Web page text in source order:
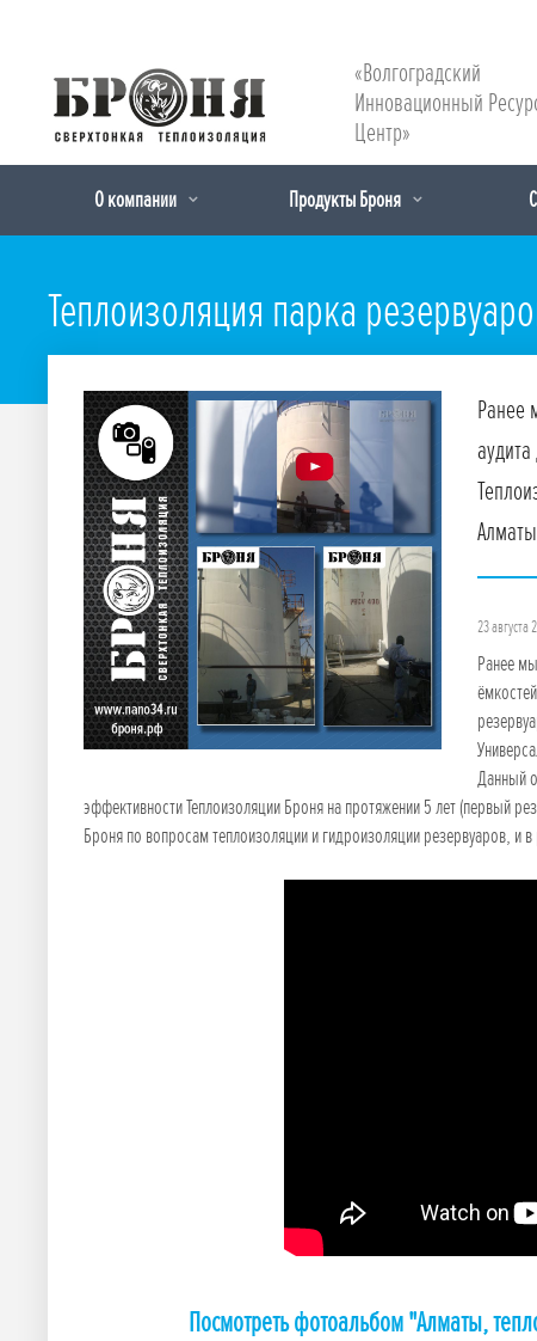
«Волгоградский
Инновационный
Центр»
О компании Продукты Броня
Теплоизоляция парка
Ранее
Алматы
23 августа
Ранее
Данный
эффективности Теплоизоляции Броня на протяжении 5 лет (первый
Броня по вопросам теплоизоляции и гидроизоляции резервуаров, и
Посмотреть фотоальбом "Алматы,